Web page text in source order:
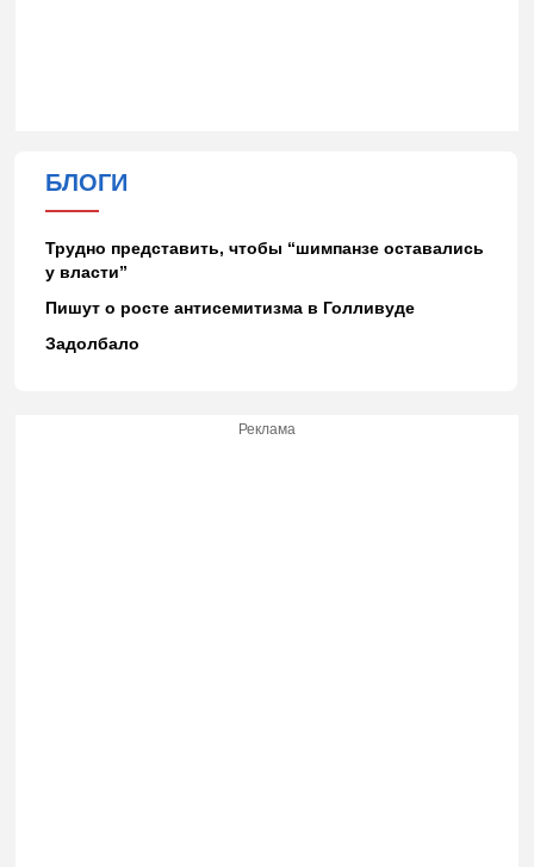
БЛОГИ
Трудно представить, чтобы “шимпанзе оставались
у власти”
Пишут о росте антисемитизма в Голливуде
Задолбало
Реклама